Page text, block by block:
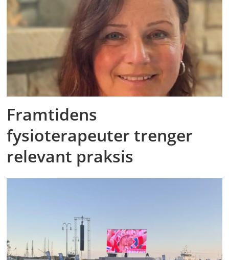
Framtidens
fysioterapeuter trenger
relevant praksis